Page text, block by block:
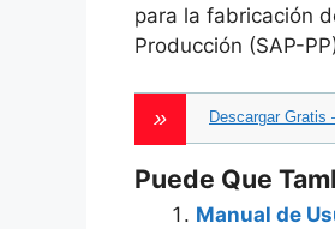
para la fabricación
Producción (SAP-
Descargar Gratis
Puede Que
Manual de